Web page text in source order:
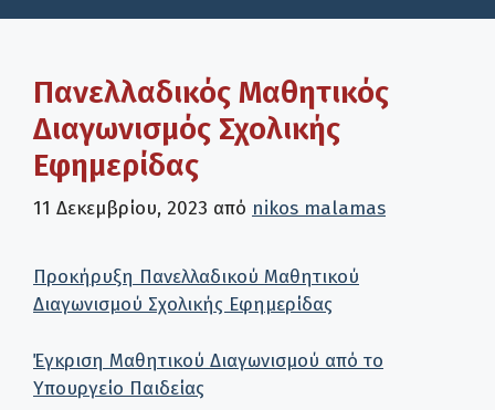
Πανελλαδικός Μαθητικός
Διαγωνισμός Σχολικής
Εφημερίδας
11 Δεκεμβρίου, 2023 από nikos malamas
Προκήρυξη Πανελλαδικού Μαθητικού
Διαγωνισμού Σχολικής Εφημερίδας
Έγκριση Μαθητικού Διαγωνισμού από το
Υπουργείο Παιδείας